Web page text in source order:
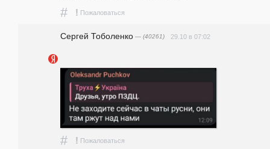
# ! Пожаловаться
Сергей Тоболенко — (40261) 29.10 в 07:02
# ! Пожаловаться